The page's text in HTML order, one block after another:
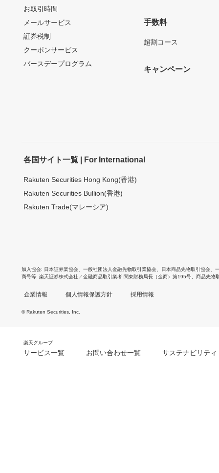
お取引時間
メールサービス
証券税制
クーポンサービス
バースデープログラム
手数料
超割コース
キャンペーン
各国サイト一覧 | For International
Rakuten Securities Hong Kong(香港)
Rakuten Securities Bullion(香港)
Rakuten Trade(マレーシア)
加入協会 日本証券業協会、 一般社団法人金融先物取引業協会、 日本商品先物取引協会、
商号等 楽天証券株式会社／金融商品取引業者 関東財務局長（金商）第195号、商品先物
企業情報 個人情報保護方針 採用情報
© Rakuten Securities, Inc.
楽天グループ
サービス一覧 お問い合わせ一覧 サステナビリティ